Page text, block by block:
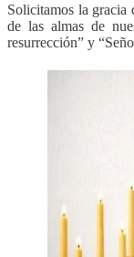
Solicitamos la gracia
de las almas de
resurrección” y